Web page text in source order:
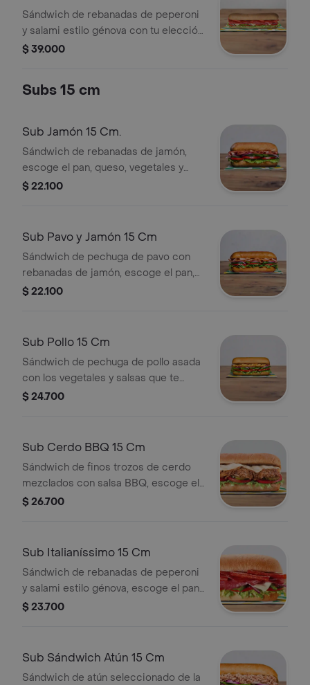
Sándwich de rebanadas de peperoni
y salami estilo génova con tu elección
de quesos, salsas y vegetales
$ 39.000
Subs 15 cm
Sub Jamón 15 Cm.
Sándwich de rebanadas de jamón,
escoge el pan, queso, vegetales y
salsas que prefieras.
$ 22.100
Sub Pavo y Jamón 15 Cm
Sándwich de pechuga de pavo con
rebanadas de jamón, escoge el pan,
queso, vegetales y salsas que
$ 22.100
Sub Pollo 15 Cm
Sándwich de pechuga de pollo asada
con los vegetales y salsas que te
encantaran, escoge el pan, queso,
$ 24.700
Sub Cerdo BBQ 15 Cm
Sándwich de finos trozos de cerdo
mezclados con salsa BBQ, escoge el
pan, queso, vegetales y salsas que
$ 26.700
Sub Italianíssimo 15 Cm
Sándwich de rebanadas de peperoni
y salami estilo génova, escoge el pan,
queso, vegetales y salsas que
$ 23.700
Sub Sándwich Atún 15 Cm
Sándwich de atún seleccionado de la